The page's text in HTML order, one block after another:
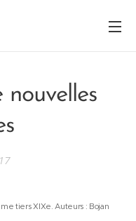
nouvelles
tiers XIXe. Auteurs : Bojan